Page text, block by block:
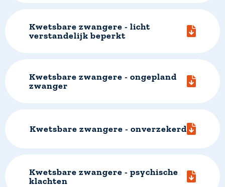
Kwetsbare zwangere - licht
verstandelijk beperkt
Kwetsbare zwangere - ongepland
zwanger
Kwetsbare zwangere - onverzekerd
Kwetsbare zwangere - psychische
klachten